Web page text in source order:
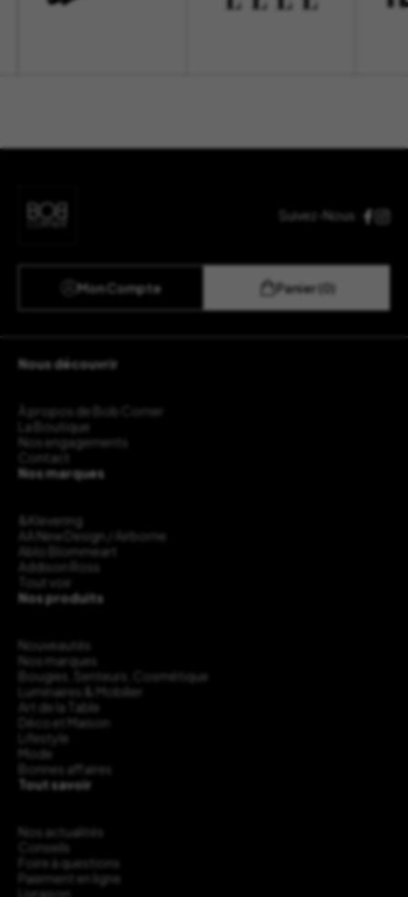
Suivez-Nous :
Mon Compte Panier (0)
Nous découvrir
À propos de Bob Corner
La Boutique
Nos engagements
Contact
Nos marques
&Klevering
AA New Design / Airborne
Ablo Blommeart
Addison Ross
Tout voir
Nos produits
Nouveautés
Nos marques
Bougies, Senteurs, Cosmétique
Luminaires & Mobilier
Art de la Table
Déco et Maison
Lifestyle
Mode
Bonnes affaires
Tout savoir
Nos actualités
Conseils
Foire à questions
Paiement en ligne